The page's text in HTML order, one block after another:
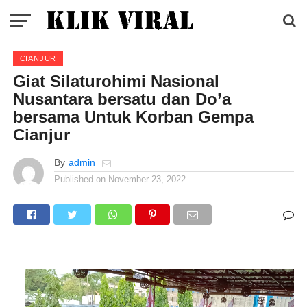
CIANJUR
Giat Silaturohimi Nasional
Nusantara bersatu dan Do’a
bersama Untuk Korban Gempa
Cianjur
By admin
Published on November 23, 2022